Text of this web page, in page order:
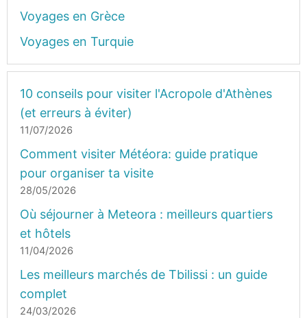
Voyages en Grèce
Voyages en Turquie
10 conseils pour visiter l'Acropole d'Athènes
(et erreurs à éviter)
11/07/2026
Comment visiter Météora: guide pratique
pour organiser ta visite
28/05/2026
Où séjourner à Meteora : meilleurs quartiers
et hôtels
11/04/2026
Les meilleurs marchés de Tbilissi : un guide
complet
24/03/2026